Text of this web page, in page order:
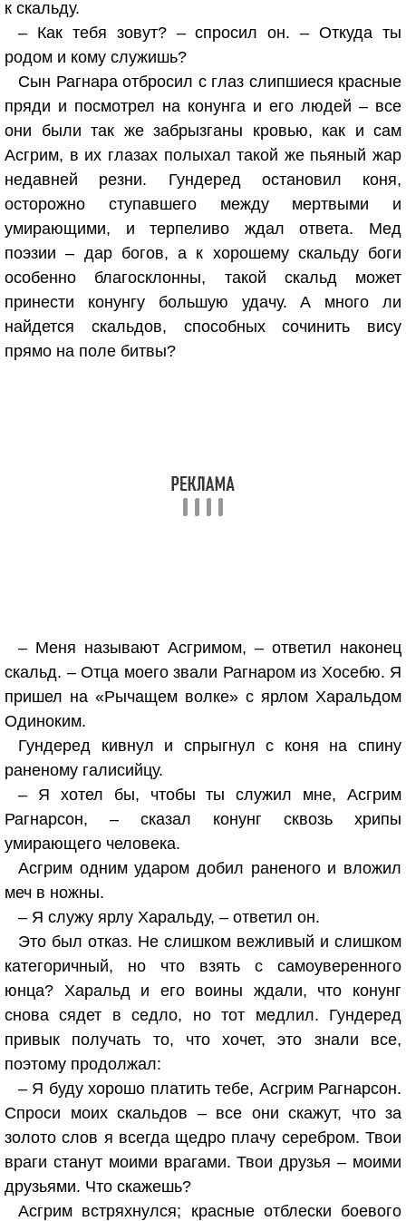
к скальду.
– Как тебя зовут? – спросил он. – Откуда ты
родом и кому служишь?
Сын Рагнара отбросил с глаз слипшиеся красные
пряди и посмотрел на конунга и его людей – все
они были так же забрызганы кровью, как и сам
Асгрим, в их глазах полыхал такой же пьяный жар
недавней резни. Гундеред остановил коня,
осторожно ступавшего между мертвыми и
умирающими, и терпеливо ждал ответа. Мед
поэзии – дар богов, а к хорошему скальду боги
особенно благосклонны, такой скальд может
принести конунгу большую удачу. А много ли
найдется скальдов, способных сочинить вису
прямо на поле битвы?
– Меня называют Асгримом, – ответил наконец
скальд. – Отца моего звали Рагнаром из Хосебю. Я
пришел на «Рычащем волке» с ярлом Харальдом
Одиноким.
Гундеред кивнул и спрыгнул с коня на спину
раненому галисийцу.
– Я хотел бы, чтобы ты служил мне, Асгрим
Рагнарсон, – сказал конунг сквозь хрипы
умирающего человека.
Асгрим одним ударом добил раненого и вложил
меч в ножны.
– Я служу ярлу Харальду, – ответил он.
Это был отказ. Не слишком вежливый и слишком
категоричный, но что взять с самоуверенного
юнца? Харальд и его воины ждали, что конунг
снова сядет в седло, но тот медлил. Гундеред
привык получать то, что хочет, это знали все,
поэтому продолжал:
– Я буду хорошо платить тебе, Асгрим Рагнарсон.
Спроси моих скальдов – все они скажут, что за
золото слов я всегда щедро плачу серебром. Твои
враги станут моими врагами. Твои друзья – моими
друзьями. Что скажешь?
Асгрим встряхнулся; красные отблески боевого